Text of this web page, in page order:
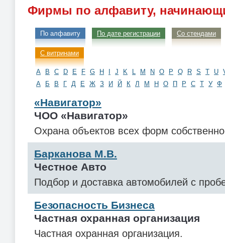
Фирмы по алфавиту,
По алфавиту По дате регистрации Со стендами
С витринами
A B C D E F G H J K M N O P Q R S T U
А
Б В Г Д Е Ж З И Й К Л М Н О П Р С Т У Ф
«Навигатор»
ЧОО «Навигатор»
Охрана объектов всех форм
Барканова М.В.
Честное Авто
Подбор и доставка автомобилей с
Безопасность Бизнеса
Частная охранная организация
Частная охранная организация.